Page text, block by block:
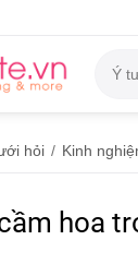
hỏi / Kinh
hoa